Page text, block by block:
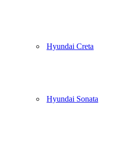
Hyundai Creta
Hyundai Sonata